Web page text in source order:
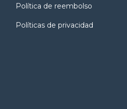
Política de reembolso
Políticas de privacidad